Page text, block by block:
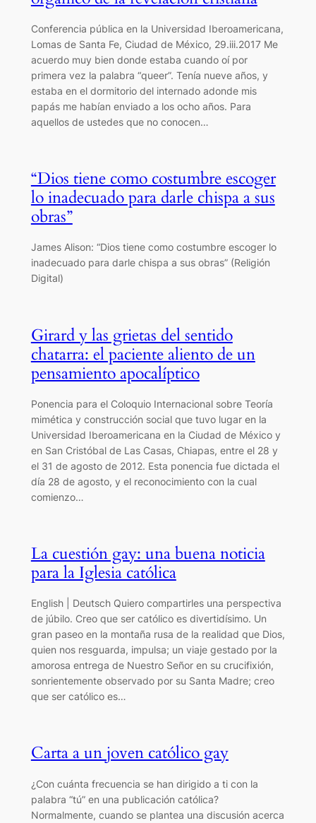
Conferencia pública en la Universidad Iberoamericana,
Lomas de Santa Fe, Ciudad de México, 29.iii.2017 Me
acuerdo muy bien donde estaba cuando oí por
primera vez la palabra “queer”. Tenía nueve años, y
estaba en el dormitorio del internado adonde mis
papás me habían enviado a los ocho años. Para
aquellos de ustedes que no conocen…
“Dios tiene como costumbre escoger
lo inadecuado para darle chispa a sus
obras”
James Alison: “Dios tiene como costumbre escoger lo
inadecuado para darle chispa a sus obras” (Religión
Digital)
Girard y las grietas del sentido
chatarra: el paciente aliento de un
pensamiento apocalíptico
Ponencia para el Coloquio Internacional sobre Teoría
mimética y construcción social que tuvo lugar en la
Universidad Iberoamericana en la Ciudad de México y
en San Cristóbal de Las Casas, Chiapas, entre el 28 y
el 31 de agosto de 2012. Esta ponencia fue dictada el
día 28 de agosto, y el reconocimiento con la cual
comienzo…
La cuestión gay: una buena noticia
para la Iglesia católica
English | Deutsch Quiero compartirles una perspectiva
de júbilo. Creo que ser católico es divertidísimo. Un
gran paseo en la montaña rusa de la realidad que Dios,
quien nos resguarda, impulsa; un viaje gestado por la
amorosa entrega de Nuestro Señor en su crucifixión,
sonrientemente observado por su Santa Madre; creo
que ser católico es…
Carta a un joven católico gay
¿Con cuánta frecuencia se han dirigido a ti con la
palabra “tú” en una publicación católica?
Normalmente, cuando se plantea una discusión acerca